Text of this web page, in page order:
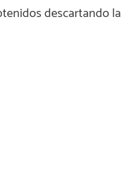
descartando la